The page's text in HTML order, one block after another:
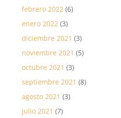
febrero 2022(6)
enero 2022(3)
diciembre 2021 (3)
noviembre 2021 (5)
octubre 2021 (3)
septiembre 2021 (8)
agosto 2021 (3)
julio 2021 (7)